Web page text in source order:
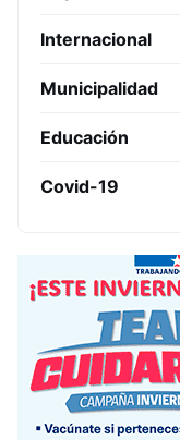
Internacional
Municipalidad
Educación
Covid-19